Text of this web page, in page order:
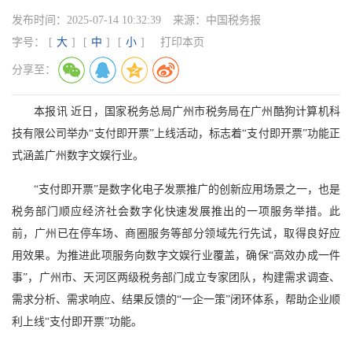
发布时间： 2025-07-14 10:32:39 来源： 中国税务报
字号：
[ 大 ] [ 中 ] [ 小 ] 打印本页
分享至：
本报讯 近日，国家税务总局广州市税务局在广州酷狗计算机科
技有限公司举办“支付即开票”上线活动，标志着“支付即开票”功能正
式涵盖广州数字文娱行业。
“支付即开票”是数字化电子发票推广的创新应用场景之一，也是
税务部门顺应经济社会数字化快速发展推出的一项服务举措。此
前，广州已在停车场、商圈服务等部分领域先行先试，取得良好应
用效果。为推进此项服务向数字文娱行业覆盖，确保“高效办成一件
事”，广州市、天河区两级税务部门成立专家团队，构建需求调查、
需求分析、需求响应、结果反馈的“一企一策”闭环体系，帮助企业顺
利上线“支付即开票”功能。